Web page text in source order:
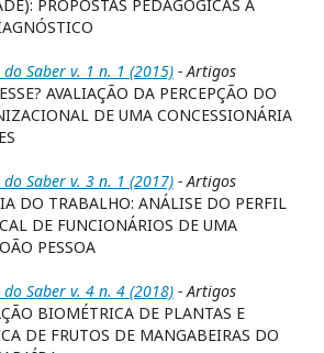
PROPOSTAS PEDAGÓGICAS A
Saber v. 1 n. 1 (2015) - Artigos
AVALIAÇÃO DA PERCEPÇÃO DO
DE UMA CONCESSIONÁRIA
Saber v. 3 n. 1 (2017) - Artigos
DO TRABALHO: ANÁLISE DO PERFIL
DE FUNCIONÁRIOS DE UMA
PESSOA
Saber v. 4 n. 4 (2018) - Artigos
BIOMÉTRICA DE PLANTAS E
DE FRUTOS DE MANGABEIRAS DO